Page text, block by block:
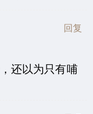
回复
还以为只有哺